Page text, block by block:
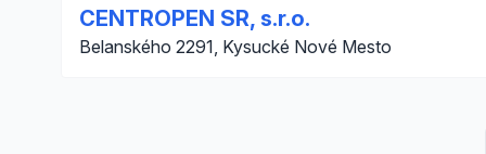
CENTROPEN SR, s.r.o.
Belanského 2291, Kysucké Nové Mesto